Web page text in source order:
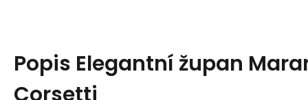
Popis Elegantní župan
Corsetti